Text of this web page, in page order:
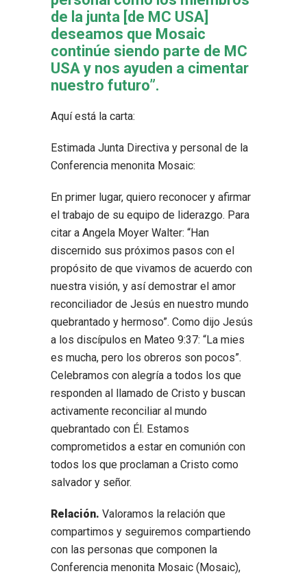
de la junta [de MC USA]
deseamos que Mosaic
continúe siendo parte de MC
USA y nos ayuden a cimentar
nuestro futuro”.
Aquí está la carta:
Estimada Junta Directiva y personal de la
Conferencia menonita Mosaic:
En primer lugar, quiero reconocer y afirmar
el trabajo de su equipo de liderazgo. Para
citar a Angela Moyer Walter: “Han
discernido sus próximos pasos con el
propósito de que vivamos de acuerdo con
nuestra visión, y así demostrar el amor
reconciliador de Jesús en nuestro mundo
quebrantado y hermoso”. Como dijo Jesús
a los discípulos en Mateo 9:37: “La mies
es mucha, pero los obreros son pocos”.
Celebramos con alegría a todos los que
responden al llamado de Cristo y buscan
activamente reconciliar al mundo
quebrantado con Él. Estamos
comprometidos a estar en comunión con
todos los que proclaman a Cristo como
salvador y señor.
Relación. Valoramos la relación que
compartimos y seguiremos compartiendo
con las personas que componen la
Conferencia menonita Mosaic (Mosaic),